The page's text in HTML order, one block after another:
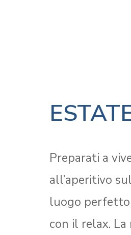
Preparati a
all’aperitivo
luogo perfetto
con il relax. La